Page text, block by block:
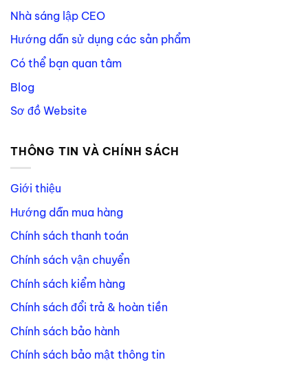
Nhà sáng lập CEO
Hướng dẫn sử dụng các sản phẩm
Có thể bạn quan tâm
Blog
Sơ đồ Website
THÔNG TIN VÀ CHÍNH SÁCH
Giới thiệu
Hướng dẫn mua hàng
Chính sách thanh toán
Chính sách vận chuyển
Chính sách kiểm hàng
Chính sách đổi trả & hoàn tiền
Chính sách bảo hành
Chính sách bảo mật thông tin